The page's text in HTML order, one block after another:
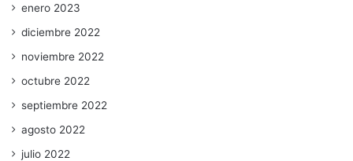
enero 2023
diciembre 2022
noviembre 2022
octubre 2022
septiembre 2022
agosto 2022
julio 2022